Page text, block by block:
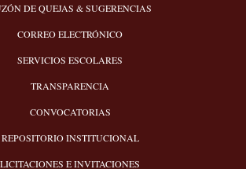
DE QUEJAS & SUGERENCIAS
CORREO ELECTRÓNICO
SERVICIOS ESCOLARES
TRANSPARENCIA
CONVOCATORIAS
REPOSITORIO INSTITUCIONAL
LICITACIONES E INVITACIONES